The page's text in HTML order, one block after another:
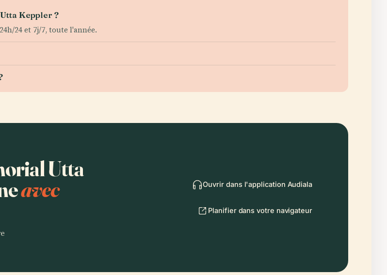
Keppler ?
24 et 7j/7, toute l'année.
Utta
avec Ouvrir dans l'application Audiala
Planifier dans votre navigateur